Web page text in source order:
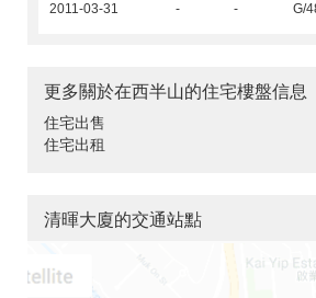
2011-03-31 - - G/
更多關於在西半山的住宅樓盤信息
住宅出售
住宅出租
清暉大廈的交通站點